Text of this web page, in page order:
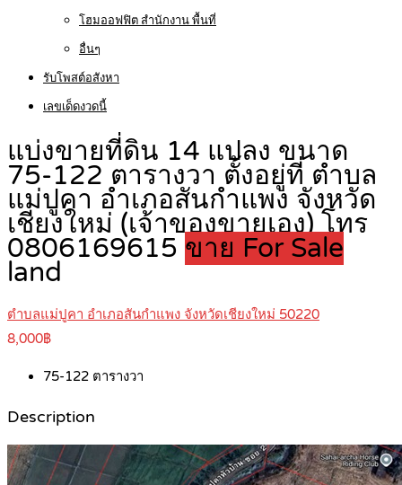
โฮมออฟฟิต สำนักงาน พื้นที่
อื่นๆ
รับโพสต์อสังหา
เลขเด็ดงวดนี้
แบ่งขายที่ดิน 14 แปลง ขนาด
75-122 ตารางวา ตั้งอยู่ที่ ตำบล
แม่ปูคา อำเภอสันกำแพง จังหวัด
เชียงใหม่ (เจ้าของขายเอง) โทร
0806169615 ขาย For Sale
land
ตำบลแม่ปูคา อำเภอสันกำแพง จังหวัดเชียงใหม่ 50220
8,000฿
75-122 ตารางวา
Description